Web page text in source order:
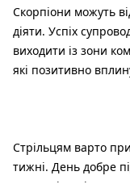
Скорпіони можуть
діяти. Успіх
виходити із зони
які позитивно
Стрільцям варто
тижні. День добре